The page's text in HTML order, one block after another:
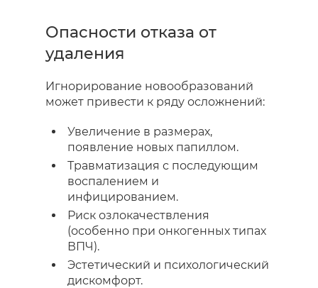
Опасности отказа от
удаления
Игнорирование новообразований
может привести к ряду осложнений:
Увеличение в размерах,
появление новых папиллом.
Травматизация с последующим
воспалением и
инфицированием.
Риск озлокачествления
(особенно при онкогенных типах
ВПЧ).
Эстетический и психологический
дискомфорт.